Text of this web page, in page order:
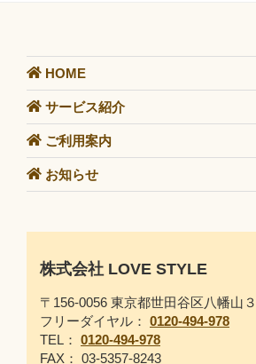
HOME
サービス紹介
ご利用案内
お知らせ
株式会社 LOVE STYLE
〒156-0056 東京都世田谷区八幡山
フリーダイヤル： 0120-494-978
TEL： 0120-494-978
FAX： 03-5357-8243